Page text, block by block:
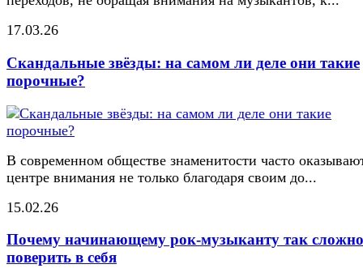
17.03.26
Скандальные звёзды: на самом ли деле они такие
порочные?
В современном обществе знаменитости часто
центре внимания не только благодаря своим до...
15.02.26
Почему начинающему рок-музыканту так сложно
поверить в себя